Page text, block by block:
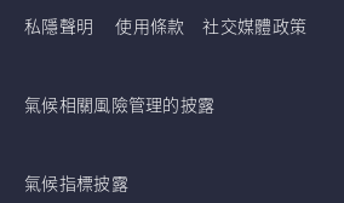
私隱聲明 使用條款 社交媒體政策
氣候相關風險管理的披露
氣候指標披露